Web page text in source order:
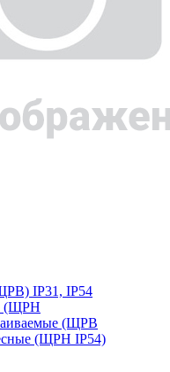
IP31, IP54
(ЩРН
(ЩРВ
(ЩРН IP54)